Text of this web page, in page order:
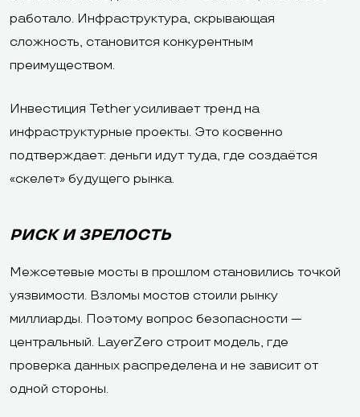
работало. Инфраструктура, скрывающая
сложность, становится конкурентным
преимуществом.
Инвестиция Tether усиливает тренд на
инфраструктурные проекты. Это косвенно
подтверждает: деньги идут туда, где создаётся
«скелет» будущего рынка.
РИСК И ЗРЕЛОСТЬ
Межсетевые мосты в прошлом становились точкой
уязвимости. Взломы мостов стоили рынку
миллиарды. Поэтому вопрос безопасности —
центральный. LayerZero строит модель, где
проверка данных распределена и не зависит от
одной стороны.